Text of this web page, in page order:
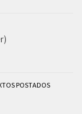
POSTADOS